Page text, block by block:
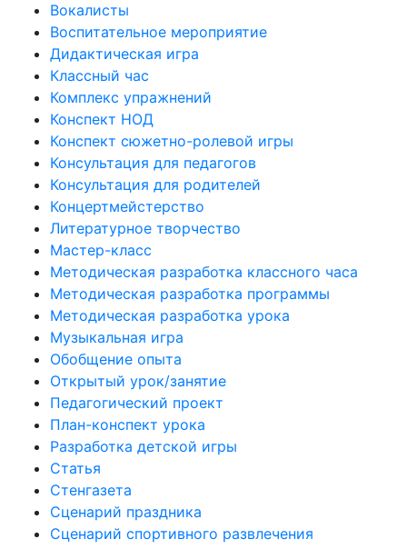
Вокалисты
Воспитательное мероприятие
Дидактическая игра
Классный час
Комплекс упражнений
Конспект НОД
Конспект сюжетно-ролевой игры
Консультация для педагогов
Консультация для родителей
Концертмейстерство
Литературное творчество
Мастер-класс
Методическая разработка классного часа
Методическая разработка программы
Методическая разработка урока
Музыкальная игра
Обобщение опыта
Открытый урок/занятие
Педагогический проект
План-конспект урока
Разработка детской игры
Статья
Стенгазета
Сценарий праздника
Сценарий спортивного развлечения